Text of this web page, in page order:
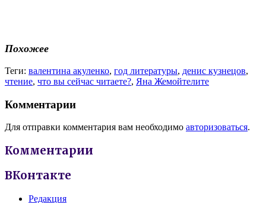
Похожее
Теги: валентина акуленко, год литературы, денис кузнецов,
чтение, что вы сейчас читаете?, Яна Жемойтелите
Комментарии
Для отправки комментария вам необходимо авторизоваться.
Комментарии
ВКонтакте
Редакция